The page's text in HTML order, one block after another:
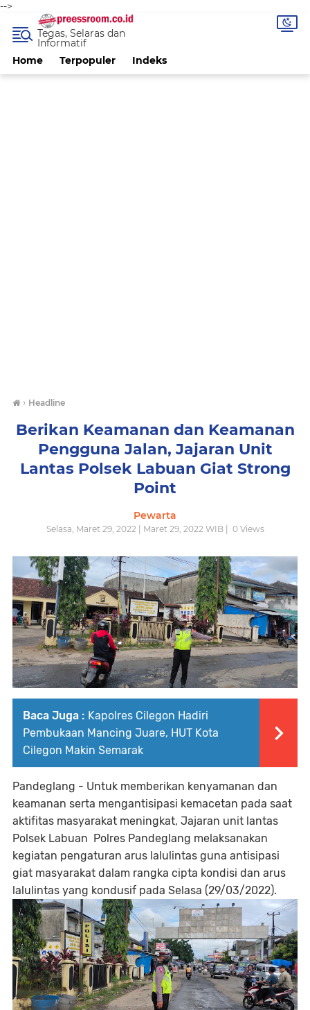
-->
Home Terpopuler Indeks
Tegas, Selaras dan
Informatif
› Headline
Berikan Keamanan dan Keamanan
Pengguna Jalan, Jajaran Unit
Lantas Polsek Labuan Giat Strong
Point
Pewarta
Selasa, Maret 29, 2022 | Maret 29, 2022 WIB | 0Views
Baca Juga : Kapolres Cilegon Hadiri
Pembukaan Mancing Juare, HUT Kota
Cilegon Makin Semarak
Pandeglang - Untuk memberikan kenyamanan dan
keamanan serta mengantisipasi kemacetan pada saat
aktifitas masyarakat meningkat, Jajaran unit lantas
Polsek Labuan Polres Pandeglang melaksanakan
kegiatan pengaturan arus lalulintas guna antisipasi
giat masyarakat dalam rangka cipta kondisi dan arus
lalulintas yang kondusif pada Selasa (29/03/2022).